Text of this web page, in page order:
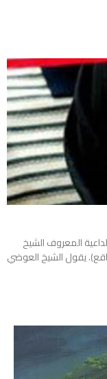
المعروف الشيخ
يقول الشيخ العوضي